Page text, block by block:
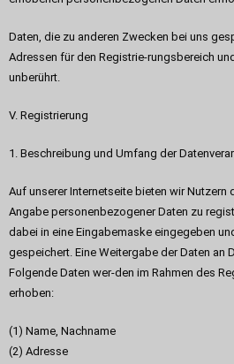
Daten, die zu anderen Zwecken bei uns
Adressen für den Registrie-rungsbereich
unberührt.
V. Registrierung
1. Beschreibung und Umfang der
Auf unserer Internetseite bieten wir Nutzern
Angabe personenbezogener Daten zu
dabei in eine Eingabemaske eingegeben
gespeichert. Eine Weitergabe der Daten an
Folgende Daten wer-den im Rahmen des
erhoben:
(1) Name, Nachname
(2) Adresse